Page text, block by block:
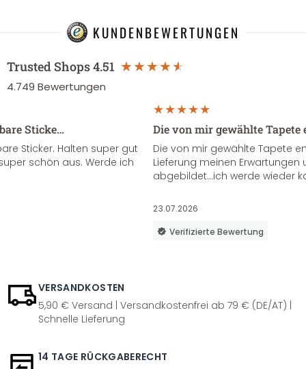
KUNDENBEWERTUNGEN
Trusted Shops4.51
4.749 Bewertungen
Sticke…
Sticker. Halten super gut
schön aus. Werde ich
Die von mir gewählte
Die von mir gewählte Tapete
Lieferung meinen Erwartungen
abgebildet...ich werde wieder
23.07.2026
Verifizierte Bewertung
VERSANDKOSTEN
5,90 € Versand | Versandkostenfrei ab 79 € (DE/AT) |
Schnelle Lieferung
14 TAGE RÜCKGABERECHT